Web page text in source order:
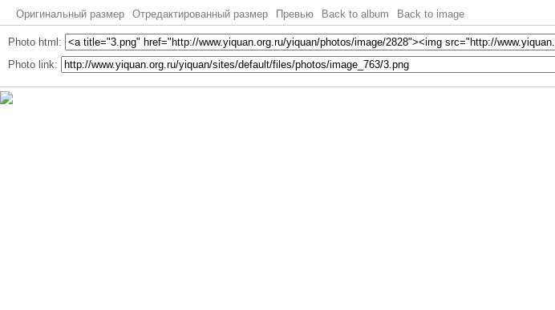
Оригинальный размер Отредактированный размер Превью Back to album Back to image
Photo html:
Photo link: